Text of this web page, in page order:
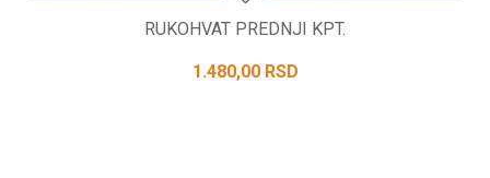
RUKOHVAT PREDNJI KPT.
1.480,00 RSD